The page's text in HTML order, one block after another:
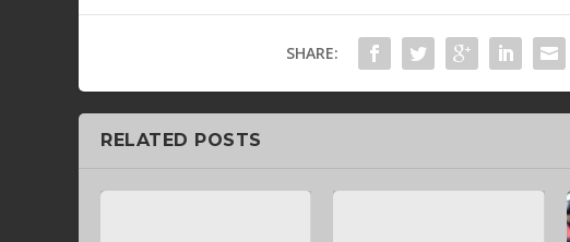
SHARE:
RELATED POSTS